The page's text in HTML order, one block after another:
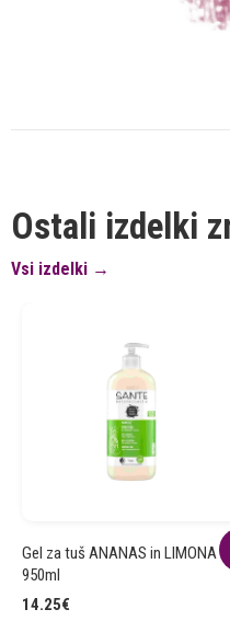
Ostali izdelki
Vsi izdelki →
Gel za tuš ANANAS in LIMONA
950ml
14.25€